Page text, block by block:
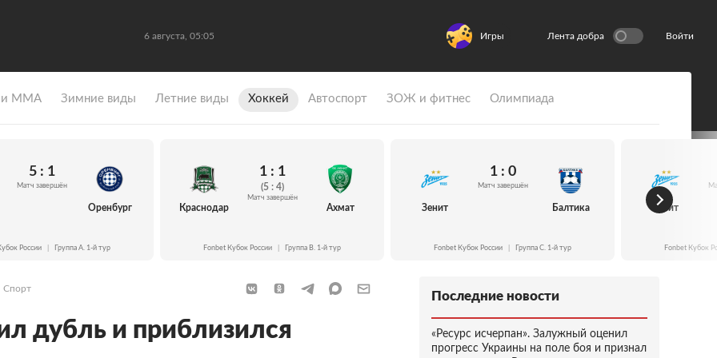
6 августа, 05:05 Игры Лента добра Войти
и ММА Зимние виды Летние виды Хоккей Автоспорт ЗОЖ и фитнес Олимпиада
5 : 1
Матч завершён
Оренбург
России Группа A. 1-й тур
Краснодар
1 : 1
(5 : 4)
Матч завершён
Ахмат
Fonbet Кубок России Группа B. 1-й тур
Зенит
1 : 0
Матч завершён
Балтика
Fonbet Кубок России Группа C. 1-й тур
Зенит
Fonbet Кубок
Спорт
дубль и приблизился
Последние новости
«Ресурс исчерпан». Залужный оценил
прогресс Украины на поле боя и признал